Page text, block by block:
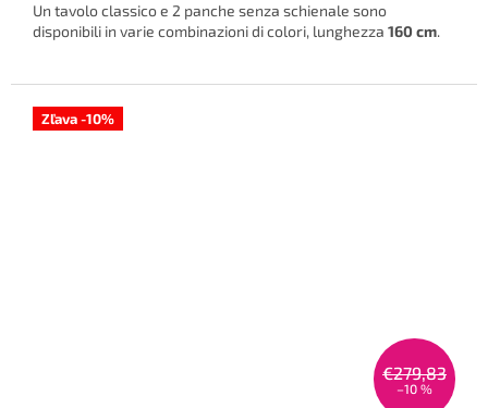
Un tavolo classico e 2 panche senza schienale sono
disponibili in varie combinazioni di colori, lunghezza 160 cm.
Zľava -10%
€279,83
–10 %